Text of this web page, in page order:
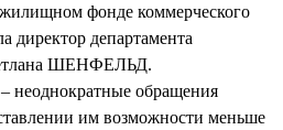
фонде коммерческого
директор департамента
ШЕНФЕЛЬД.
неоднократные обращения
им возможности меньше